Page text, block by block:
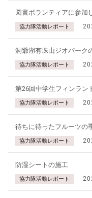
図書ボランティアに参加
協力隊活動レポート
洞爺湖有珠山ジオパーク
協力隊活動レポート
第26回中学生フィンラン
協力隊活動レポート
待ちに待ったフルーツの
協力隊活動レポート
防湿シートの施工
協力隊活動レポート